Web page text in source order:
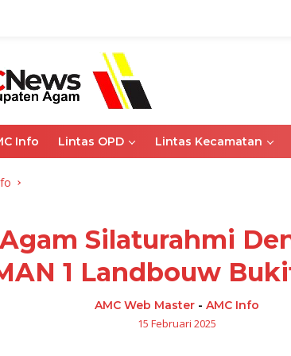
Info Lintas OPD Lintas Kecamatan
Silaturahmi
1 Landbouw
AMC Web Master -AMC Info
15 Februari 2025